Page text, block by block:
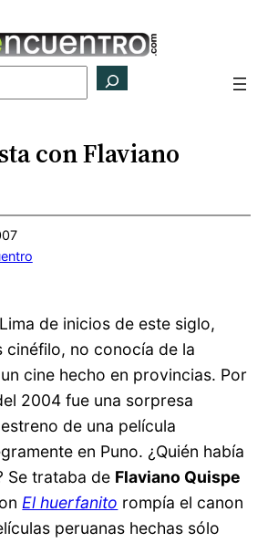
con Flaviano
de inicios de este siglo,
cinéfilo, no conocía de la
cine hecho en provincias. Por
2004 fue una sorpresa
de una película
en Puno. ¿Quién había
Se trataba de Flaviano Quispe
El huerfanito rompía el canon
peruanas hechas sólo